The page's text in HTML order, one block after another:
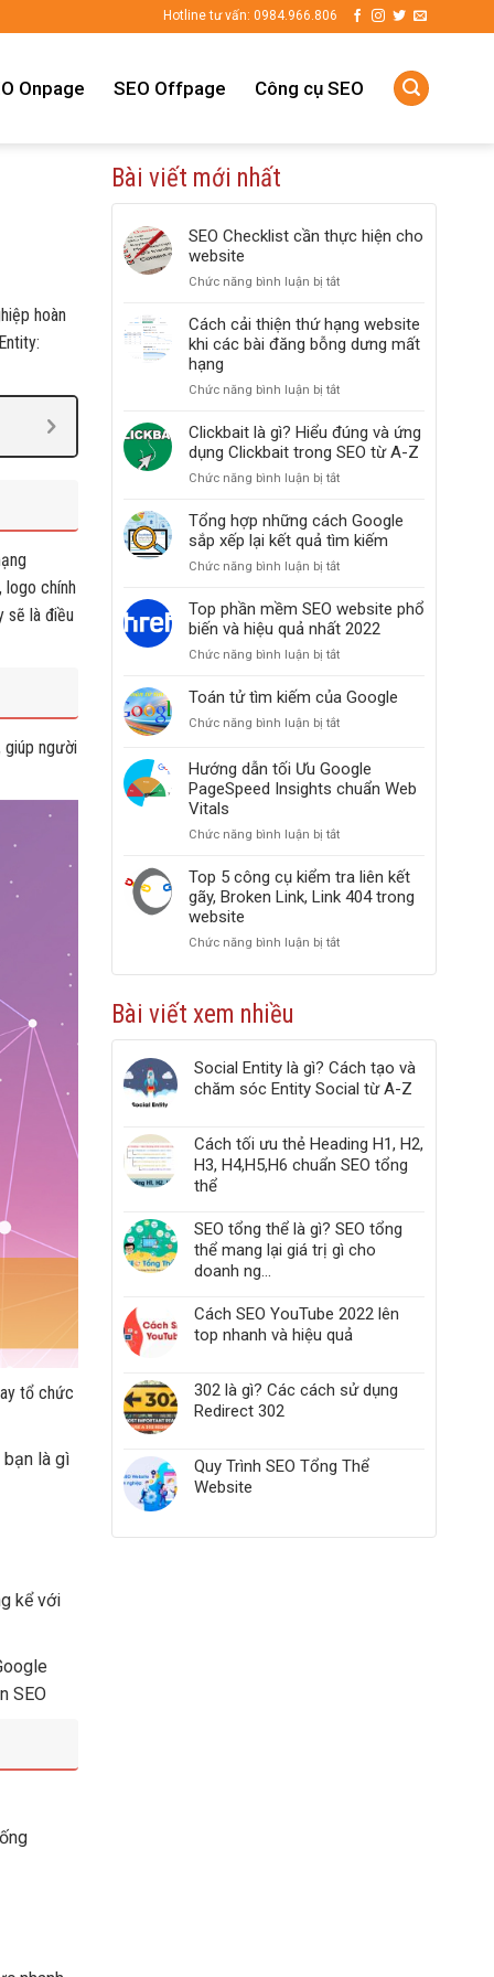
Hotline tư vấn: 0984.966.806
Onpage SEO Offpage Công cụ SEO
hoàn
logo chính
sẽ là điều
người
tổ chức
là gì
kể với
SEO
Bài viết mới nhất
SEO Checklist cần thực hiện cho
website
Chức năng bình luận bị tắt
Checklist
cần
thực
Cách cải thiện thứ hạng website
khi các bài đăng bỗng dưng mất
hạng
Chức năng bình luận bị tắt
cải
thiện
khi
các
dưng
mất
Clickbait là gì? Hiểu đúng và ứng
dụng Clickbait trong SEO từ A-Z
Chức năng bình luận bị tắt
là
gì?
ứng
dụng
từ
Tổng hợp những cách Google
sắp xếp lại kết quả tìm kiếm
Chức năng bình luận bị tắt
hợp
những
xếp
tìm
kiếm
Top phần mềm SEO website phổ
biến và hiệu quả nhất 2022
Chức năng bình luận bị tắt
phần
phổ
biến
2022
Toán tử tìm kiếm của Google
Chức năng bình luận bị tắt
tìm
kiếm
Hướng dẫn tối Ưu Google
PageSpeed Insights chuẩn Web
Vitals
Chức năng bình luận bị tắt
dẫn
tối
Top 5 công cụ kiểm tra liên kết
gãy, Broken Link, Link 404 trong
website
Chức năng bình luận bị tắt
5
kiểm
liên
kết
Link,
Link
website
Bài viết xem nhiều
Social Entity là gì? Cách tạo và
chăm sóc Entity Social từ A-Z
Cách tối ưu thẻ Heading H1, H2,
H3, H4,H5,H6 chuẩn SEO tổng
thể
SEO tổng thể là gì? SEO tổng
thể mang lại giá trị gì cho
doanh ng...
Cách SEO YouTube 2022 lên
top nhanh và hiệu quả
302 là gì? Các cách sử dụng
Redirect 302
Quy Trình SEO Tổng Thể
Website